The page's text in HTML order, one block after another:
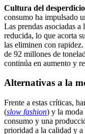
Cultura del desperdicio
consumo ha impulsado
Las prendas asociadas
reducida, lo que acorta
las eliminen con rapidez.
de 92 millones de
continúa en aumento y
Alternativas a la
Frente a estas críticas,
(slow fashion) y la moda
consumo y una
prioridad a la calidad y a